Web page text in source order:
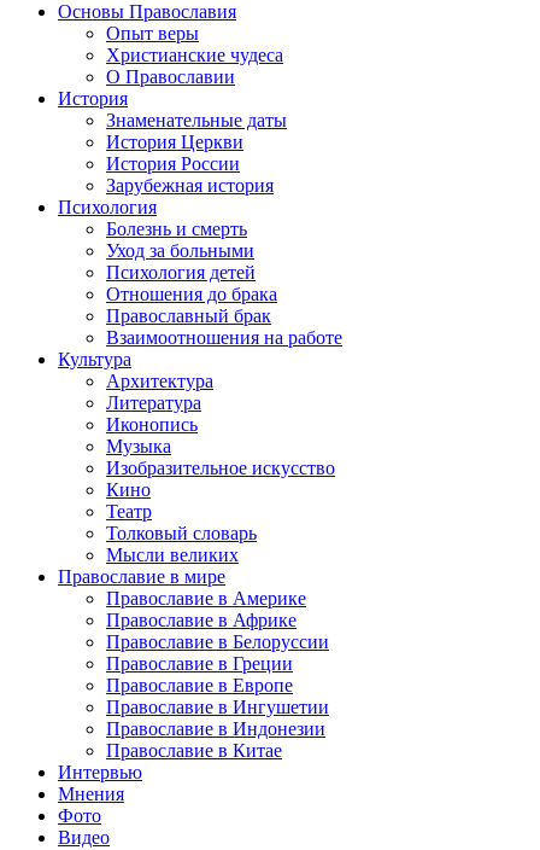
Основы Православия
Опыт веры
Христианские чудеса
О Православии
История
Знаменательные даты
История Церкви
История России
Зарубежная история
Психология
Болезнь и смерть
Уход за больными
Психология детей
Отношения до брака
Православный брак
Взаимоотношения на работе
Культура
Архитектура
Литература
Иконопись
Музыка
Изобразительное искусство
Кино
Театр
Толковый словарь
Мысли великих
Православие в мире
Православие в Америке
Православие в Африке
Православие в Белоруссии
Православие в Греции
Православие в Европе
Православие в Ингушетии
Православие в Индонезии
Православие в Китае
Интервью
Мнения
Фото
Видео